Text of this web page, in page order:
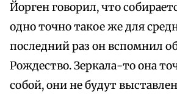
Йорген говорил, что
одно точно такое же для
последний раз он вспомнил
Рождество. Зеркала-то она
собой, они не будут